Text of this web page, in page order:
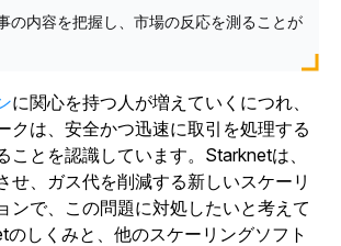
の内容を把握し、市場の反応を測ることが
に関心を持つ人が増えていくにつれ、
クは、安全かつ迅速に取引を処理する
ことを認識しています。Starknetは、
せ、ガス代を削減する新しいスケーリ
ンで、この問題に対処したいと考えて
のしくみと、他のスケーリングソフト